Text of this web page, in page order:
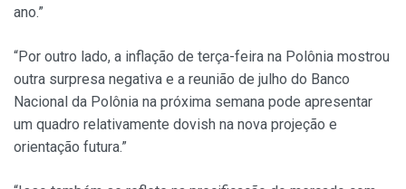
ano.”
“Por outro lado, a inflação de terça-feira na Polônia mostrou
outra surpresa negativa e a reunião de julho do Banco
Nacional da Polônia na próxima semana pode apresentar
um quadro relativamente dovish na nova projeção e
orientação futura.”